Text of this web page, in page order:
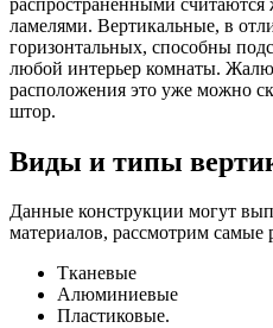
ламелями. Вертикальные, в
горизонтальных, способны
любой интерьер комнаты.
расположения это уже можно
штор.
Виды и типы
Данные конструкции могут
материалов, рассмотрим самые
Тканевые
Алюминиевые
Пластиковые.